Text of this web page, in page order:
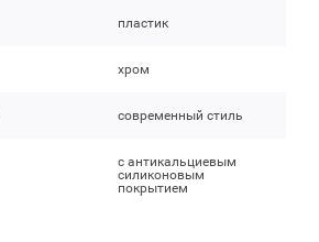
пластик
хром
современный стиль
с антикальциевым
силиконовым
покрытием